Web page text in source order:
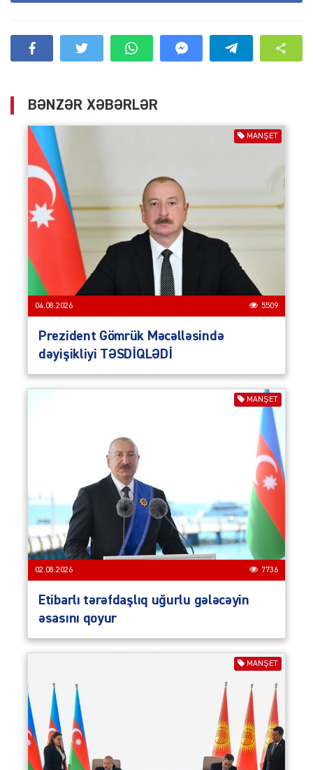
BƏNZƏR XƏBƏRLƏR
MANŞET
04.08.2026 5509
Prezident Gömrük Məcəlləsində
dəyişikliyi TƏSDİQLƏDİ
MANŞET
02.08.2026 7736
Etibarlı tərəfdaşlıq uğurlu gələcəyin
əsasını qoyur
MANŞET